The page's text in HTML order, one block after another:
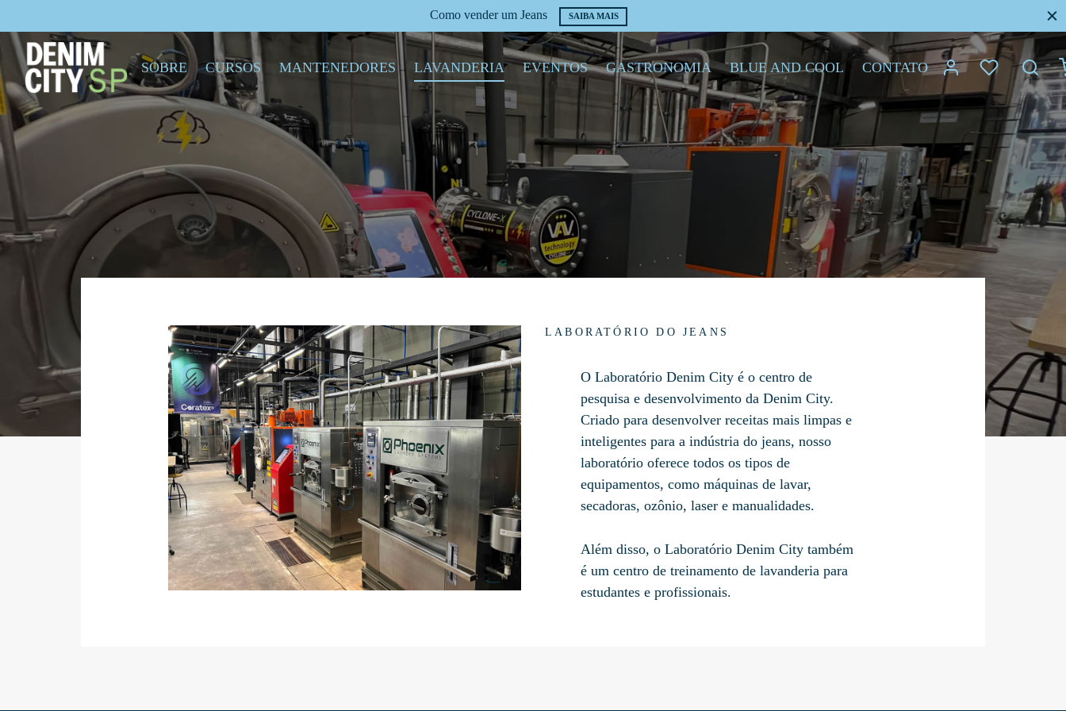
Como vender um Jeans SAIBA MAIS
SOBRE CURSOS MANTENEDORES LAVANDERIA EVENTOS GASTRONOMIA BLUE AND COOL CONTATO
LABORATÓRIO DO JEANS
O Laboratório Denim City é o centro de
pesquisa e desenvolvimento da Denim City.
Criado para desenvolver receitas mais limpas e
inteligentes para a indústria do jeans, nosso
laboratório oferece todos os tipos de
equipamentos, como máquinas de lavar,
secadoras, ozônio, laser e manualidades.
Além disso, o Laboratório Denim City também
é um centro de treinamento de lavanderia para
estudantes e profissionais.